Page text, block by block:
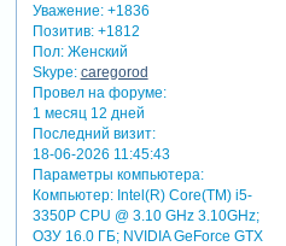
Уважение: +1836
Позитив: +1812
Пол:Женский
Skype: caregorod
Провел на форуме:
1 месяц 12 дней
Последний визит:
18-06-2026 11:45:43
Параметры компьютера:
Компьютер: Intel(R) Core(TM) i5-
3350P CPU @ 3.10 GHz 3.10GHz;
ОЗУ 16.0 ГБ; NVIDIA GeForce GTX